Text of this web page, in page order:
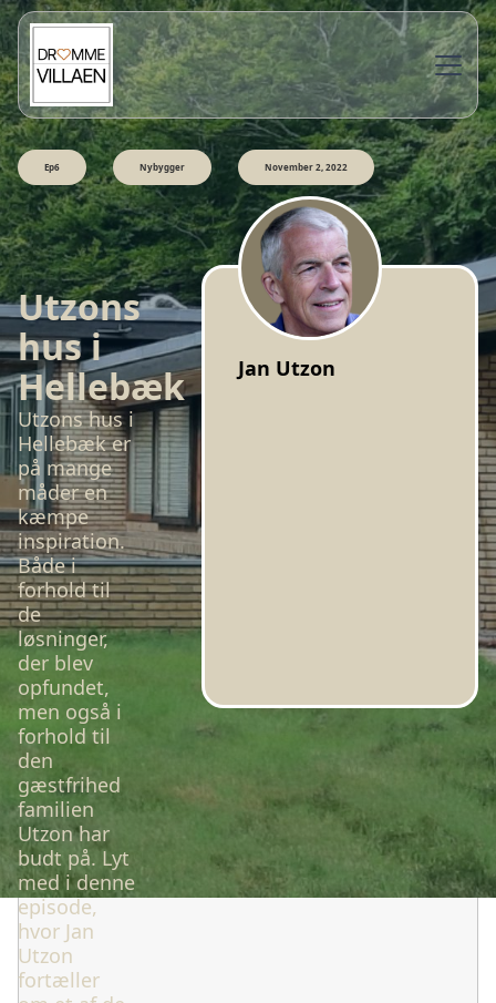
Ep6 Nybygger November 2, 2022
Utzons
hus i
Hellebæk
Utzons hus i
Hellebæk er
på mange
måder en
kæmpe
inspiration.
Både i
forhold til
de
løsninger,
der blev
opfundet,
men også i
forhold til
den
gæstfrihed
familien
Utzon har
budt på. Lyt
med i denne
episode,
hvor Jan
Utzon
fortæller
Jan Utzon